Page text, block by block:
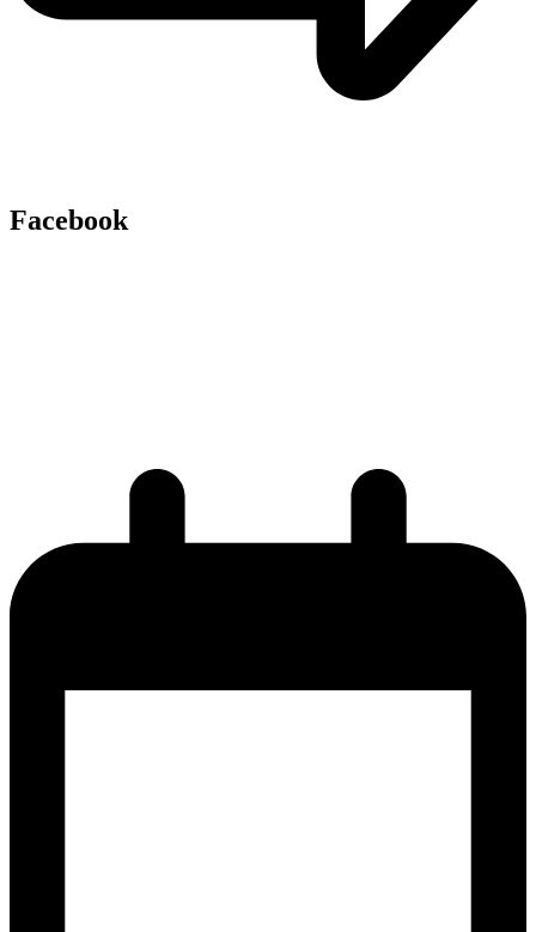
Facebook